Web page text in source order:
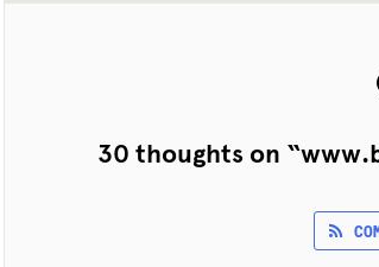
30 thoughts on “